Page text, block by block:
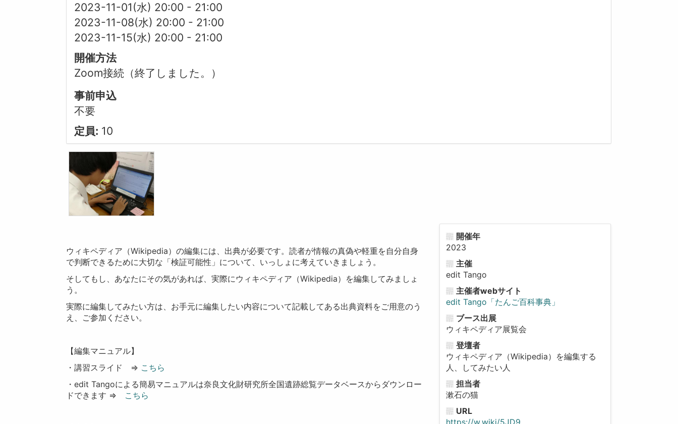
2023-11-01(水) 20:00 - 21:00
2023-11-08(水) 20:00 - 21:00
2023-11-15(水) 20:00 - 21:00
開催方法
Zoom接続（終了しました。）
事前申込
不要
定員: 10
ウィキペディア（Wikipedia）の編集には、出典が必要です。読者が情報の真偽や軽重を自分自身
で判断できるために大切な「検証可能性」について、いっしょに考えていきましょう。
そしてもし、あなたにその気があれば、実際にウィキペディア（Wikipedia）を編集してみましょ
う。
実際に編集してみたい方は、お手元に編集したい内容について記載してある出典資料をご用意のう
え、ご参加ください。
【編集マニュアル】
・講習スライド ⇒ こちら
・edit Tangoによる簡易マニュアルは奈良文化財研究所全国遺跡総覧データベースからダウンロー
ドできます ⇒ こちら
開催年
2023
主催
edit Tango
主催者webサイト
edit Tango「たんご百科事典」
ブース出展
ウィキペディア展覧会
登壇者
ウィキペディア（Wikipedia）を編集する
人、してみたい人
担当者
漱石の猫
URL
https://w.wiki/5JD9